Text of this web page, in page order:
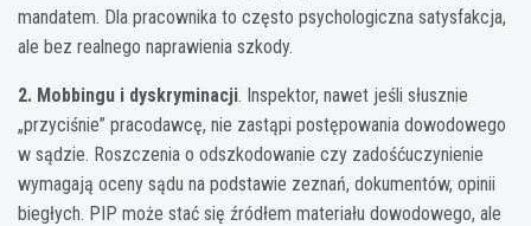
mandatem. Dla pracownika to często psychologiczna satysfakcja,
ale bez realnego naprawienia szkody.
2. Mobbingu i dyskryminacji. Inspektor, nawet jeśli słusznie
„przyciśnie” pracodawcę, nie zastąpi postępowania dowodowego
w sądzie. Roszczenia o odszkodowanie czy zadośćuczynienie
wymagają oceny sądu na podstawie zeznań, dokumentów, opinii
biegłych. PIP może stać się źródłem materiału dowodowego, ale